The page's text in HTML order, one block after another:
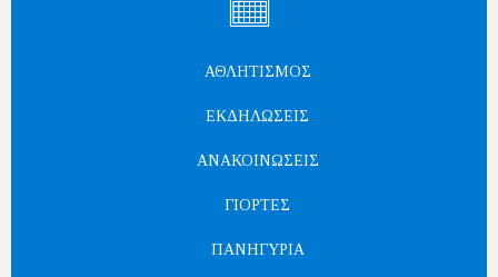
ΑΘΛΗΤΙΣΜΌΣ
ΕΚΔΗΛΏΣΕΙΣ
ΑΝΑΚΟΙΝΏΣΕΙΣ
ΓΙΟΡΤΈΣ
ΠΑΝΗΓΎΡΙΑ